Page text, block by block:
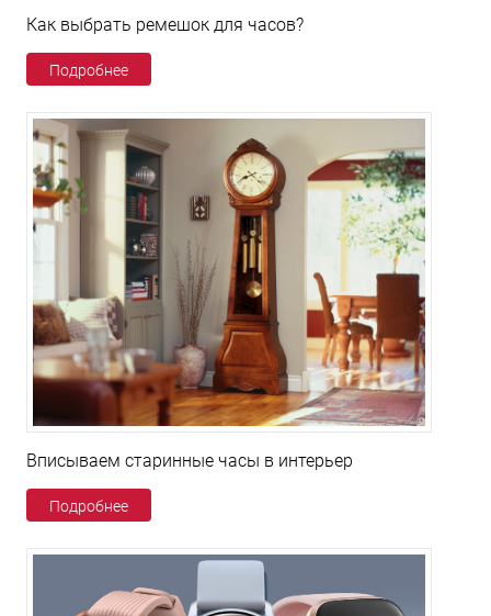
Как выбрать ремешок для часов?
Подробнее
Вписываем старинные часы в интерьер
Подробнее